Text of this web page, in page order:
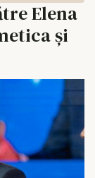
Elena
și